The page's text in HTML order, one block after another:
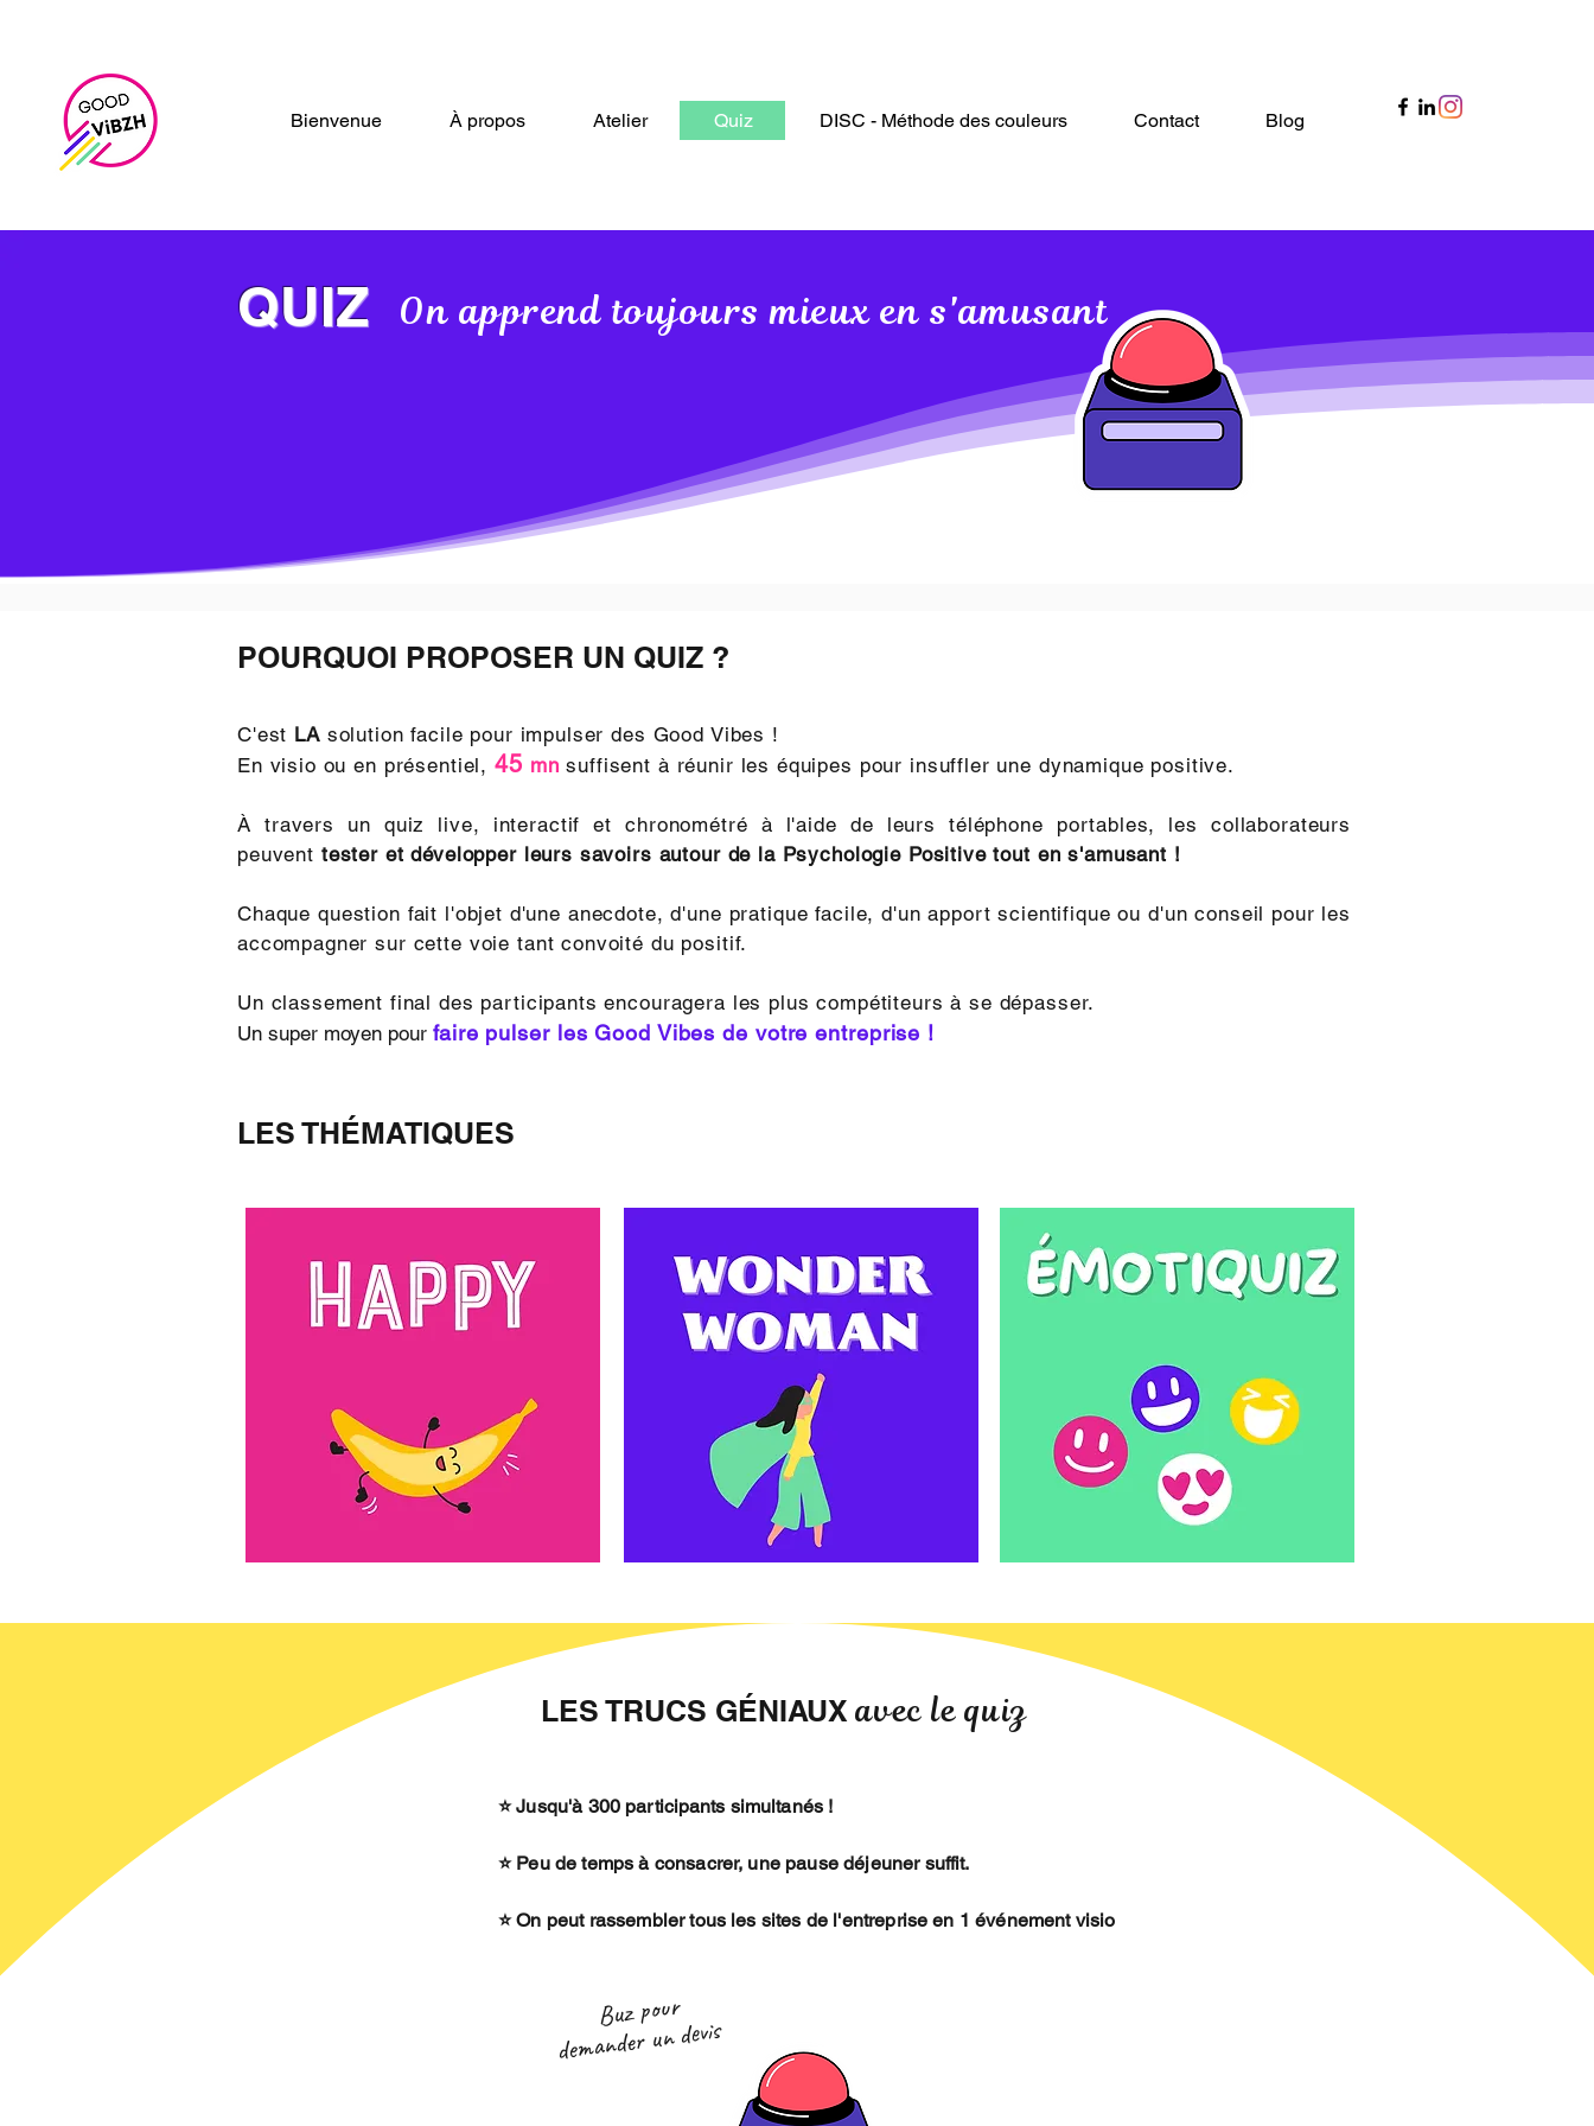
Bienvenue À propos Atelier Quiz DISC - Méthode des couleurs Contact Blog
QUIZ On apprend toujours mieux en s'amusant
POURQUOI PROPOSER UN QUIZ ?
C'est LAsolution facile pour impulser des Good Vibes !
En visio ou en présentiel, 45 mn suffisent à réunir les équipes pour insuffler une dynamique positive.
À travers un quiz live, interactif et chronométré à l'aide de leurs téléphone portables, les collaborateurs
peuvent tester et développer leurs savoirs autour de la Psychologie Positive tout en s'amusant !
Chaque question fait l'objet d'une anecdote, d'une pratique facile, d'un apport scientifique ou d'un conseil pour les
accompagner sur cette voie tant convoité du positif.
Un classement final des participants encouragera les plus compétiteurs à se dépasser.
Un super moyen pour faire pulser les Good Vibes de votre entreprise !
LES TRUCS GÉNIAUXavec le quiz
⭐️ Jusqu'à 300 participants simultanés !
⭐️ Peu de temps à consacrer, une pause déjeuner suffit.
⭐️ On peut rassembler tous les sites de l'entreprise en 1 événement visio
Buz pour
demander un devis
LES THÉMATIQUES